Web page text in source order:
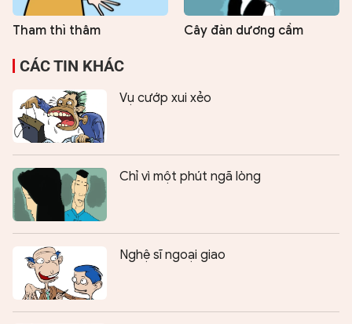
Tham thì thâm Cây đàn dương cầm
CÁC TIN KHÁC
Vụ cướp xui xẻo
Chỉ vì một phút ngã lòng
Nghệ sĩ ngoại giao